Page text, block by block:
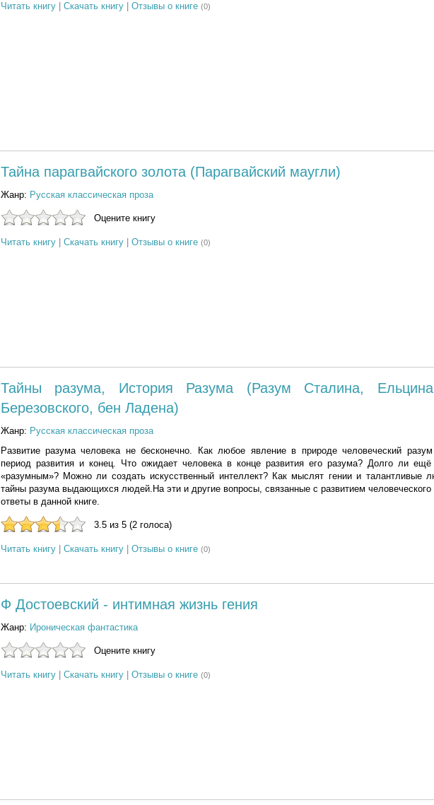
Читать книгу| Скачать книгу| Отзывы о книге (0)
Тайна парагвайского золота (Парагвайский маугли)
Жанр: Русская классическая проза
Оцените книгу
Читать книгу| Скачать книгу| Отзывы о книге (0)
Тайны разума, История Разума (Разум Сталина,
Березовского, бен Ладена)
Жанр: Русская классическая проза
Развитие разума человека не бесконечно. Как любое явление в природе человеческий
период развития и конец. Что ожидает человека в конце развития его разума? Долго ли
«разумным»? Можно ли создать искусственный интеллект? Как мыслят гении и талантливые
тайны разума выдающихся людей.На эти и другие вопросы, связанные с развитием
ответы в данной книге.
3.5 из 5 (2 голоса)
Читать книгу| Скачать книгу| Отзывы о книге (0)
Ф Достоевский - интимная жизнь гения
Жанр: Ироническая фантастика
Оцените книгу
Читать книгу| Скачать книгу| Отзывы о книге (0)